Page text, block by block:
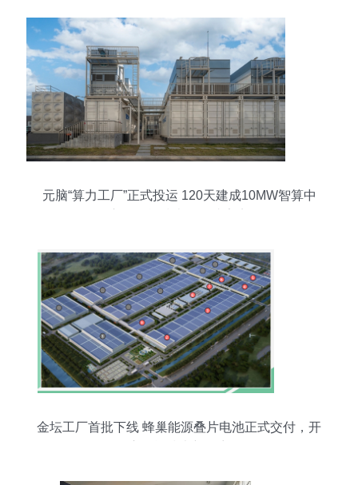
元脑“算力工厂”正式投运 120天建成10MW智算中
金坛工厂首批下线 蜂巢能源叠片电池正式交付，开